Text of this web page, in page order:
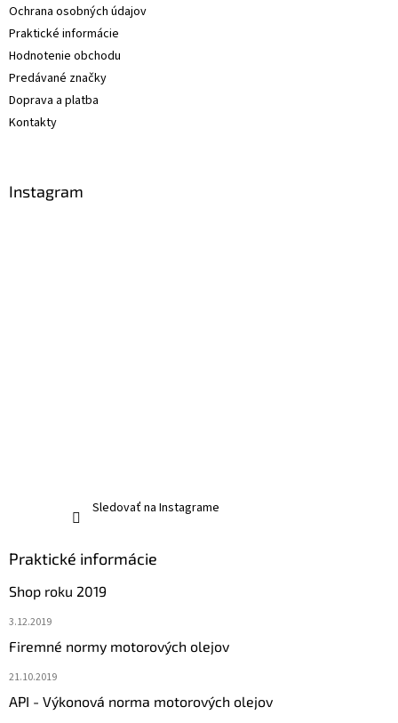
Ochrana osobných údajov
Praktické informácie
Hodnotenie obchodu
Predávané značky
Doprava a platba
Kontakty
Instagram
Sledovať na Instagrame
Praktické informácie
Shop roku 2019
3.12.2019
Firemné normy motorových olejov
21.10.2019
API - Výkonová norma motorových olejov